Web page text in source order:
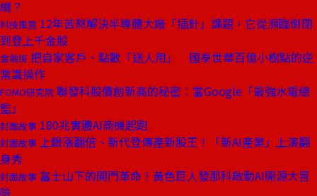
縫？
科技風雲 12年苦熬解決半導體大廠「插針」課題，它從瀕臨倒閉
到登上千金股
金融街 把自家客戶、點數「送人用」 國泰世華百億小樹點的逆
常識操作
FOMO研究院 聯發科股價創新高的秘密：當Google「最強水電總
監」
封面故事 180兆實體AI商機起跑
封面故事 上銀漲翻倍、新代登傳產新股王！「新AI產業」上演翻
身秀
封面故事 富士山下的開門革命！黃色巨人發那科啟動AI開源大冒
險